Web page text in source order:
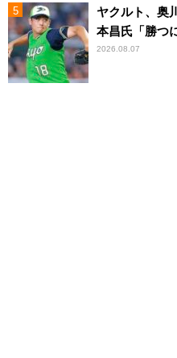
ヤクルト、奥
本昌氏「勝つ
2026.08.07